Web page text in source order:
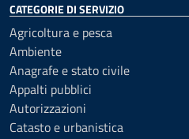
CATEGORIE DI SERVIZIO
Agricoltura e pesca
Ambiente
Anagrafe e stato civile
Appalti pubblici
Autorizzazioni
Catasto e urbanistica